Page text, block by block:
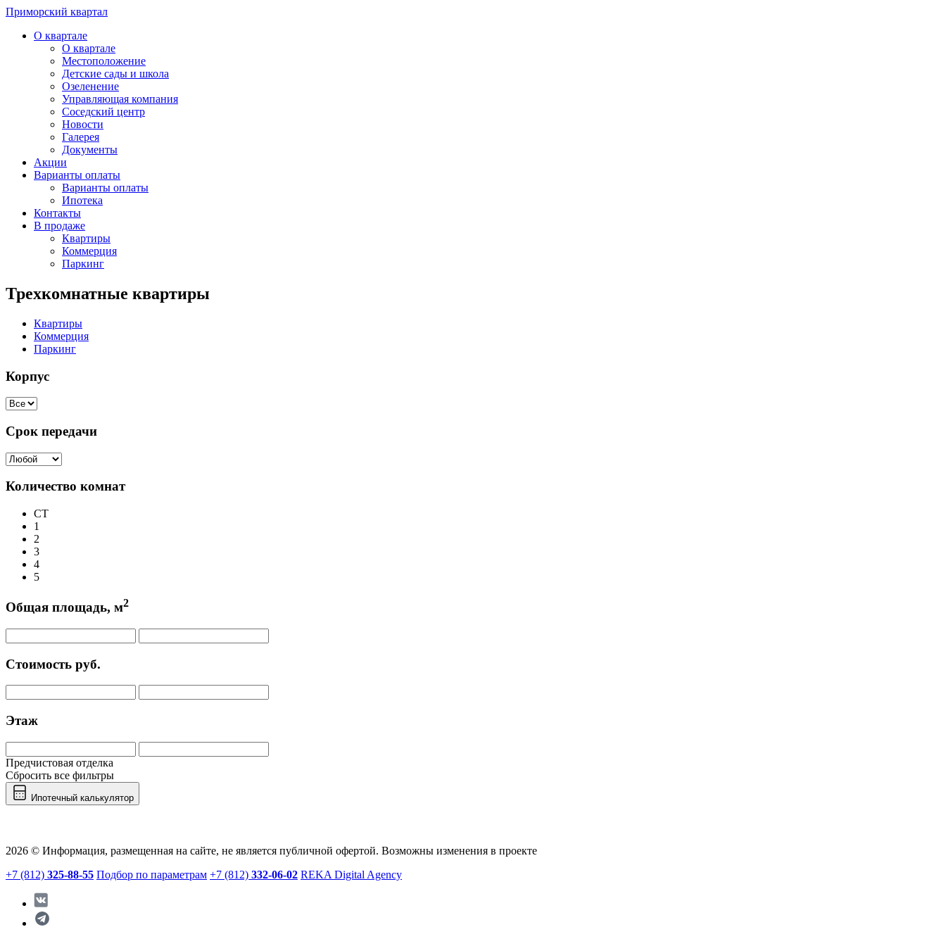
Приморский квартал
О квартале
О квартале
Местоположение
Детские сады и школа
Озеленение
Управляющая компания
Соседский центр
Новости
Галерея
Документы
Акции
Варианты оплаты
Варианты оплаты
Ипотека
Контакты
В продаже
Квартиры
Коммерция
Паркинг
Трехкомнатные квартиры
Квартиры
Коммерция
Паркинг
Корпус
Срок передачи
Количество комнат
СТ
1
2
3
4
5
Общая площадь, м2
Стоимость руб.
Этаж
Предчистовая отделка
Сбросить все фильтры
Ипотечный калькулятор
Площадь, м Жилая, м Кухня, м За м
2026 © Информация, размещенная на сайте, не является публичной офертой. Возможны изменения в проекте
+7 (812) 325-88-55 Подбор по параметрам +7 (812) 332-06-02 REKA Digital Agency